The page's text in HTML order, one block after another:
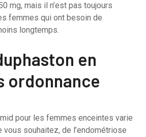
mg, mais il n’est pas toujours
femmes qui ont besoin de
longtemps.
en
ordonnance
pour les femmes enceintes varie
souhaitez, de l’endométriose